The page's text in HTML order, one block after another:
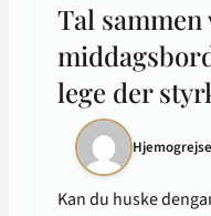
Tal sammen
lege der
Kan du huske